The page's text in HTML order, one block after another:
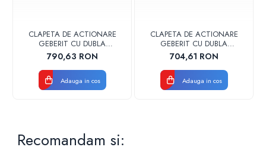
CLAPETA DE ACTIONARE
GEBERIT CU DUBLA
ACTIONARE SIGMA30
NEGRU MAT
790,63 RON
Adauga in cos
CLAPETA DE ACTIONARE
GEBERIT CU DUBLA
ACTIONARE SIGMA30
NEGRU MAT/CROM LUCIOS
704,61 RON
Adauga in cos
Recomandam si: